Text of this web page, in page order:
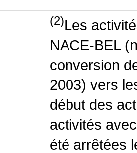
(2)Les
NACE-BEL
conversion
2003) vers
début des
activités
été arrêtées